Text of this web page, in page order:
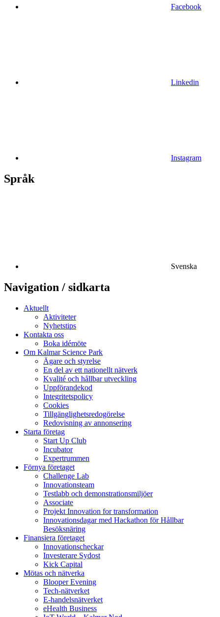
Facebook
Linkedin
Instagram
Språk
Svenska
Navigation / sidkarta
Aktuellt
Aktiviteter
Nyhetstips
Kontakta oss
Boka idémöte
Om Kalmar Science Park
Ägare och styrelse
En del av ett nationellt nätverk
Kvalité och hållbar utveckling
Uppförandekod
Integritetspolicy
Cookies
Tillgänglighetsredogörelse
Redovisning av annonsering
Starta företag
Start Up Club
Incubator
Expertrummen
Förnya företaget
Challenge Lab
Innovationsteam
Testlabb och demonstrationsmiljöer
Associate
Projekt Innovation for transformation
Innovationsdagar med Hackathon för Hållbar
Besöksnäring
Finansiera företaget
Innovationscheckar
Investerare Sydost
Kick Capital
Mötas och nätverka
Blooper Evening
Tech-nätverket
E-handelsnätverket
eHealth Business